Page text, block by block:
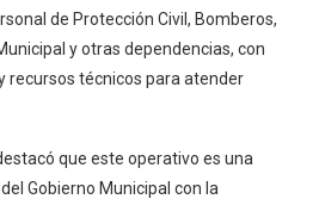
de Protección Civil, Bomberos,
y otras dependencias, con
recursos técnicos para atender
que este operativo es una
Gobierno Municipal con la